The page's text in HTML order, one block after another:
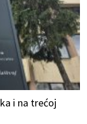
i na trećoj